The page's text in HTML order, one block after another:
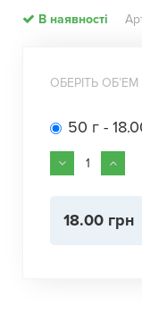
В наявності
ОБЕРІТЬ ОБʼЕМ
50 г -
18.00 грн